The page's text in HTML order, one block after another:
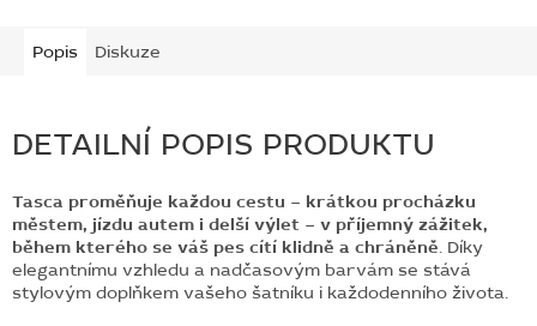
Popis Diskuze
DETAILNÍ POPIS PRODUKTU
Tasca proměňuje každou cestu – krátkou procházku
městem, jízdu autem i delší výlet – v příjemný zážitek,
během kterého se váš pes cítí klidně a chráněně. Díky
elegantnímu vzhledu a nadčasovým barvám se stává
stylovým doplňkem vašeho šatníku i každodenního života.